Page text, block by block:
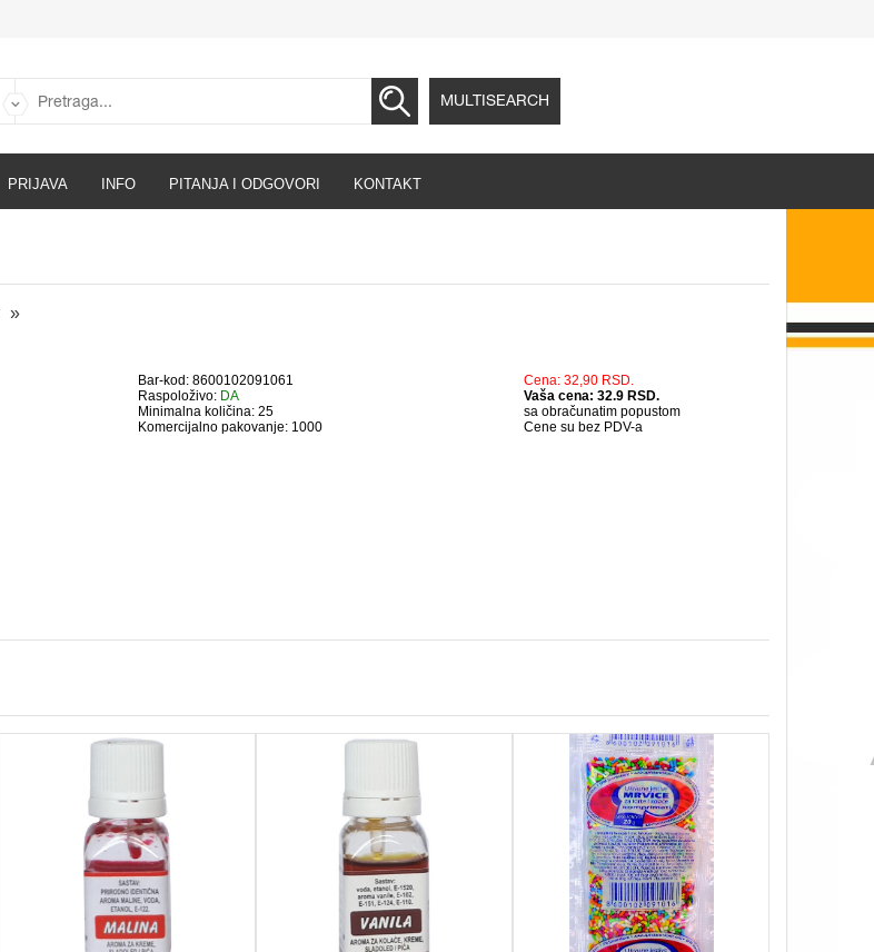
PRIJAVA INFO PITANJA I ODGOVORI KONTAKT
MULTISEARCH
Bar-kod: 8600102091061
Raspoloživo: DA
Minimalna količina: 25
Komercijalno pakovanje: 1000
Cena: 32,90 RSD.
Vaša cena: 32.9 RSD.
sa obračunatim popustom
Cene su bez PDV-a